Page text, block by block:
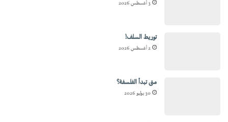
3 أغسطس 2026
توريط السلف!
2 أغسطس 2026
متى تبدأ الفلسفة؟
30 يوليو 2026